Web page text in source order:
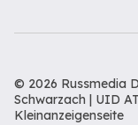
© 2026 Russmedia
Schwarzach | UID
Kleinanzeigenseite